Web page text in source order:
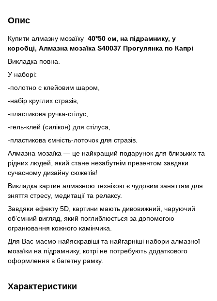
Опис
Купити алмазну мозаїку 40*50 см, на підрамнику, у
коробці, Алмазна мозаїка S40037 Прогулянка по Капрі
Викладка повна.
У наборі:
-полотно с клейовим шаром,
-набір круглих стразів,
-пластикова ручка-стілус,
-гель-клей (силікон) для стілуса,
-пластикова ємність-лоточок для стразів.
Алмазна мозаїка — це найкращий подарунок для близьких та
рідних людей, який стане незабутнім презентом завдяки
сучасному дизайну сюжетів!
Викладка картин алмазною технікою є чудовим заняттям для
зняття стресу, медитації та релаксу.
Завдяки ефекту 5D, картини мають дивовижний, чаруючий
об’ємний вигляд, який поглиблюється за допомогою
огранювання кожного камінчика.
Для Вас маємо найяскравіші та найгарніші набори алмазної
мозаїки на підрамнику, котрі не потребують додаткового
оформлення в багетну рамку.
Характеристики